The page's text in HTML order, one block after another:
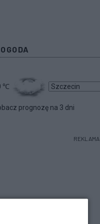
℃
prognozę na 3 dni
REKLAMA